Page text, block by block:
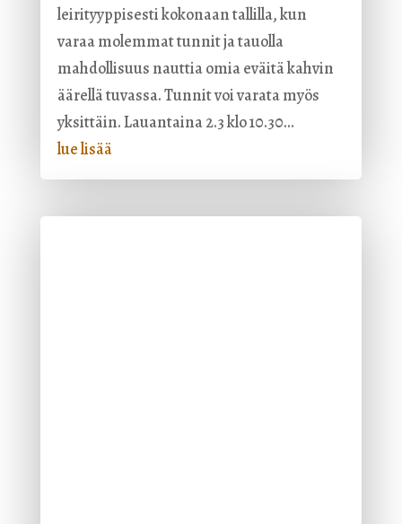
leirityyppisesti kokonaan tallilla, kun
varaa molemmat tunnit ja tauolla
mahdollisuus nauttia omia eväitä kahvin
äärellä tuvassa. Tunnit voi varata myös
yksittäin. Lauantaina 2.3 klo 10.30...
lue lisää